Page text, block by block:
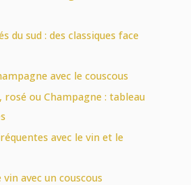
du sud : des classiques face
avec le couscous
rosé ou Champagne : tableau
avec le vin et le
avec un couscous